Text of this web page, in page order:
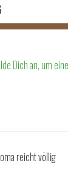
Dich an, um
reicht völlig